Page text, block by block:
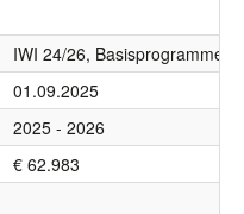
IWI 24/26, Basisprogramme
01.09.2025
2025 - 2026
€ 62.983